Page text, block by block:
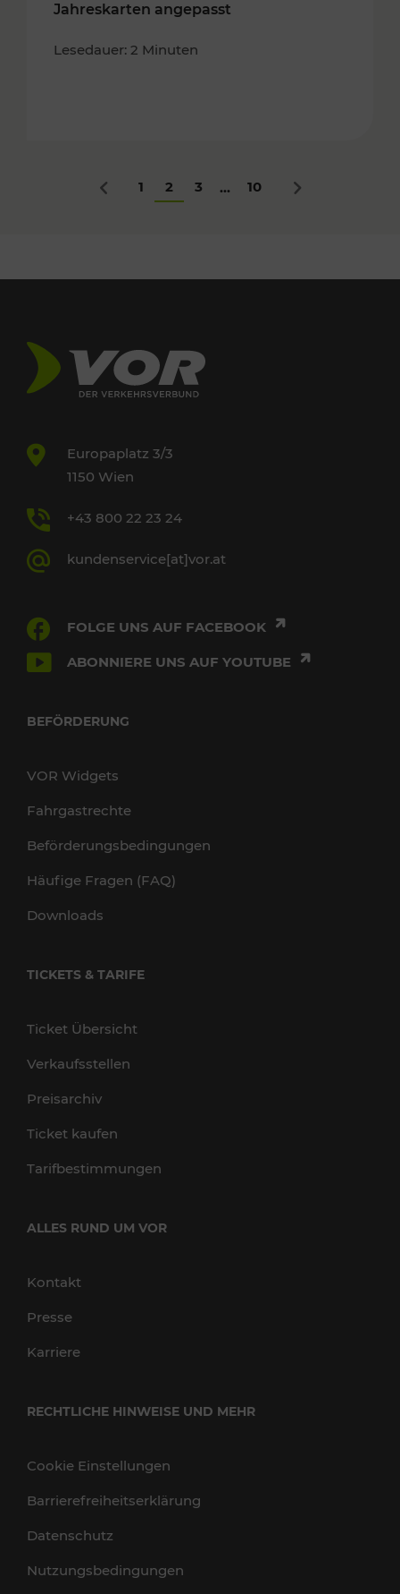
Jahreskarten angepasst
Lesedauer: 2 Minuten
Zurück
1 2 3 ... 10 Nächstes
Europaplatz 3/3
1150 Wien
+43 800 22 23 24
kundenservice[at]vor.at
FOLGE UNS AUF FACEBOOK
ABONNIERE UNS AUF YOUTUBE
BEFÖRDERUNG
VOR Widgets
Fahrgastrechte
Beförderungsbedingungen
Häufige Fragen (FAQ)
Downloads
TICKETS & TARIFE
Ticket Übersicht
Verkaufsstellen
Preisarchiv
Ticket kaufen
Tarifbestimmungen
ALLES RUND UM VOR
Kontakt
Presse
Karriere
RECHTLICHE HINWEISE UND MEHR
Cookie Einstellungen
Barrierefreiheitserklärung
Datenschutz
Nutzungsbedingungen